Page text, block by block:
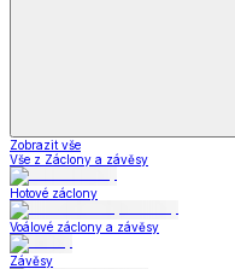
Zobrazit vše
Vše z Záclony a závěsy
Hotové záclony
Voálové záclony a závěsy
Závěsy